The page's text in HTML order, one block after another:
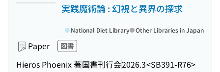
実践魔術論 : 幻視と異界の探求
Paper 図書
Hieros Phoenix 著国書刊行会2026.3<SB391-R76>
National Diet Library Other Libraries in Japan